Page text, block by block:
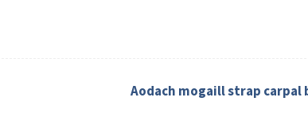
Aodach mogaill strap carpal